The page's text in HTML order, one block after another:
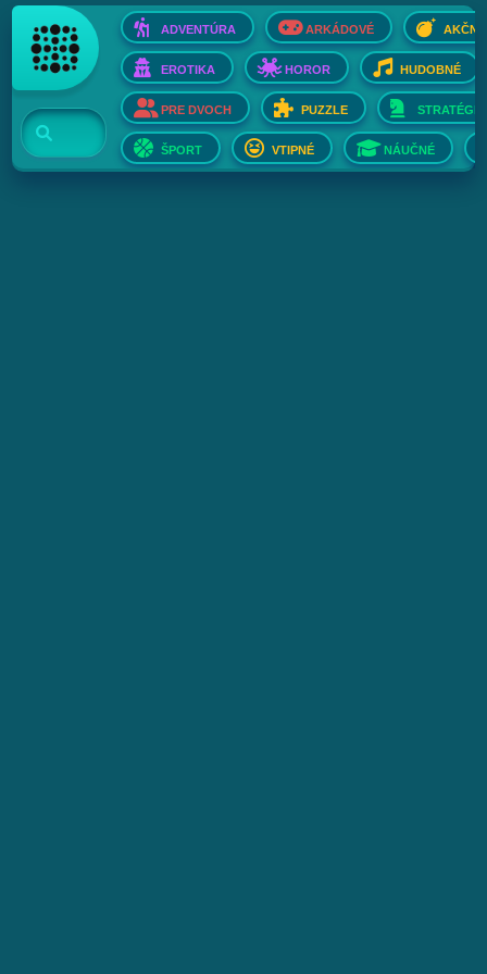
ADVENTÚRA ARKÁDOVÉ AKČNÉ
EROTIKA HOROR HUDOBNÉ
PRE DVOCH PUZZLE STRATÉGIE
ŠPORT VTIPNÉ NÁUČNÉ